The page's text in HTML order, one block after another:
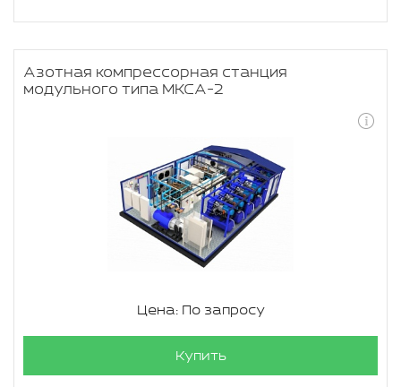
Азотная компрессорная станция
модульного типа МКСА-2
Цена: По запросу
Купить